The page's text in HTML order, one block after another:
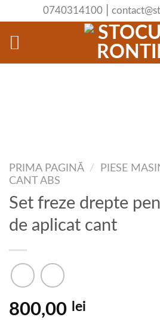
content
0740314100
PRIMA PAGINĂ /
PIESE
CANT ABS
Set freze drepte
de aplicat cant
800,00 lei